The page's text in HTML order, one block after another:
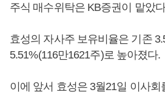
주식 매수위탁은 KB증권이 맡았
효성의 자사주 보유비율은 기존
5.51%(116만1621주)로 높아졌다.
이에 앞서 효성은 3월21일 이사회